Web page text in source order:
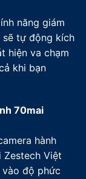
năng giám
sẽ tự động kích
hiện va chạm
khi bạn
70mai
hành
Zestech Việt
độ phức